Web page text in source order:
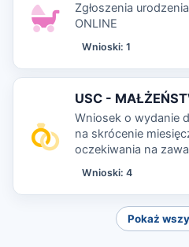
Zgłoszenia
ONLINE
Wnioski: 1
USC -
Wniosek o wydanie
na skrócenie
oczekiwania na
małżeńskiego,
lub nazwiska,
za długoletnie
Wnioski: 4
Pokaż